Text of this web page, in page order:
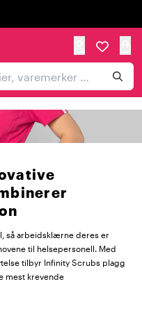
så arbeidsklærne deres er
til helsepersonell. Med
tilbyr Infinity Scrubs plagg
mest krevende